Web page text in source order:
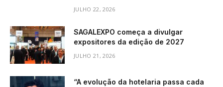
JULHO 22, 2026
SAGALEXPO começa a divulgar
expositores da edição de 2027
JULHO 21, 2026
“A evolução da hotelaria passa cada